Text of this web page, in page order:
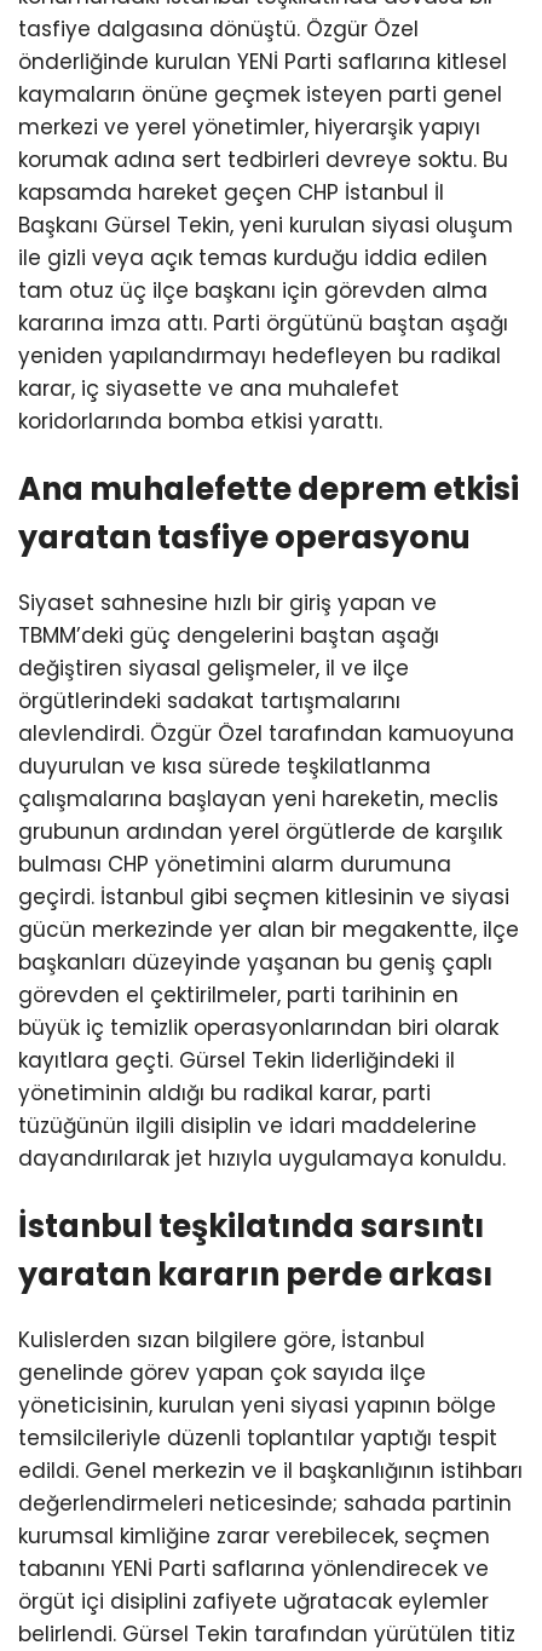
tasfiye dalgasına dönüştü. Özgür Özel
önderliğinde kurulan YENİ Parti saflarına kitlesel
kaymaların önüne geçmek isteyen parti genel
merkezi ve yerel yönetimler, hiyerarşik yapıyı
korumak adına sert tedbirleri devreye soktu. Bu
kapsamda hareket geçen CHP İstanbul İl
Başkanı Gürsel Tekin, yeni kurulan siyasi oluşum
ile gizli veya açık temas kurduğu iddia edilen
tam otuz üç ilçe başkanı için görevden alma
kararına imza attı. Parti örgütünü baştan aşağı
yeniden yapılandırmayı hedefleyen bu radikal
karar, iç siyasette ve ana muhalefet
koridorlarında bomba etkisi yarattı.
Ana muhalefette deprem etkisi
yaratan tasfiye operasyonu
Siyaset sahnesine hızlı bir giriş yapan ve
TBMM’deki güç dengelerini baştan aşağı
değiştiren siyasal gelişmeler, il ve ilçe
örgütlerindeki sadakat tartışmalarını
alevlendirdi. Özgür Özel tarafından kamuoyuna
duyurulan ve kısa sürede teşkilatlanma
çalışmalarına başlayan yeni hareketin, meclis
grubunun ardından yerel örgütlerde de karşılık
bulması CHP yönetimini alarm durumuna
geçirdi. İstanbul gibi seçmen kitlesinin ve siyasi
gücün merkezinde yer alan bir megakentte, ilçe
başkanları düzeyinde yaşanan bu geniş çaplı
görevden el çektirilmeler, parti tarihinin en
büyük iç temizlik operasyonlarından biri olarak
kayıtlara geçti. Gürsel Tekin liderliğindeki il
yönetiminin aldığı bu radikal karar, parti
tüzüğünün ilgili disiplin ve idari maddelerine
dayandırılarak jet hızıyla uygulamaya konuldu.
İstanbul teşkilatında sarsıntı
yaratan kararın perde arkası
Kulislerden sızan bilgilere göre, İstanbul
genelinde görev yapan çok sayıda ilçe
yöneticisinin, kurulan yeni siyasi yapının bölge
temsilcileriyle düzenli toplantılar yaptığı tespit
edildi. Genel merkezin ve il başkanlığının istihbarı
değerlendirmeleri neticesinde; sahada partinin
kurumsal kimliğine zarar verebilecek, seçmen
tabanını YENİ Parti saflarına yönlendirecek ve
örgüt içi disiplini zafiyete uğratacak eylemler
belirlendi. Gürsel Tekin tarafından yürütülen titiz